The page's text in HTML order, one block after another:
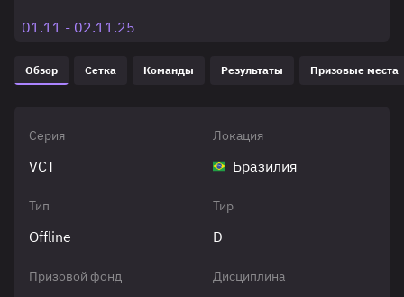
01.11 - 02.11.25
Обзор Сетка Команды Результаты Призовые места
Серия
VCT
Локация
Бразилия
Тип
Offline
Тир
D
Призовой фонд Дисциплина